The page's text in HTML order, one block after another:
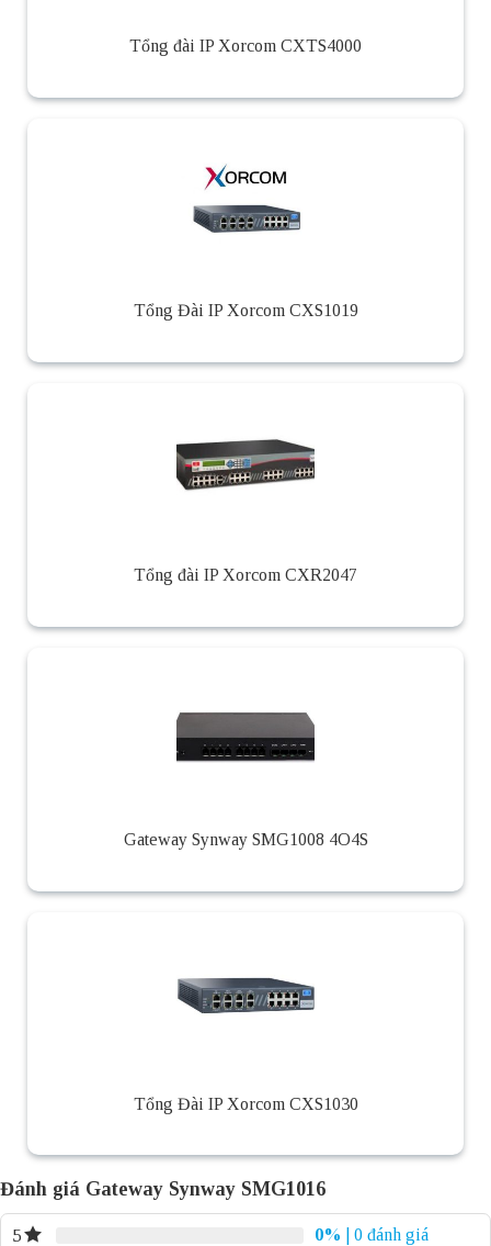
Tổng đài IP Xorcom CXTS4000
Tổng Đài IP Xorcom CXS1019
Tổng đài IP Xorcom CXR2047
Gateway Synway SMG1008 4O4S
Tổng Đài IP Xorcom CXS1030
Đánh giá Gateway Synway SMG1016
5 0%
| 0 đánh giá